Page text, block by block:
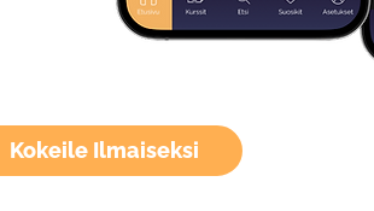
Kokeile Ilmaiseksi